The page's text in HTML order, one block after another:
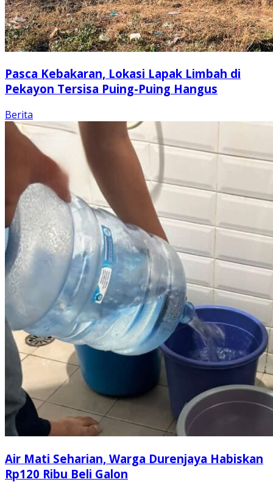
Pasca Kebakaran, Lokasi Lapak Limbah di
Pekayon Tersisa Puing-Puing Hangus
Berita
Air Mati Seharian, Warga Durenjaya Habiskan
Rp120 Ribu Beli Galon